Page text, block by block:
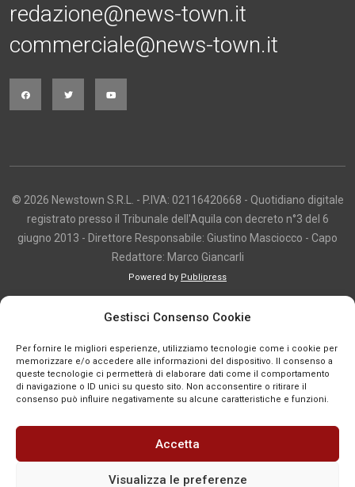
Gestisci Consenso Cookie
Per fornire le migliori esperienze, utilizziamo tecnologie come i cookie per
memorizzare e/o accedere alle informazioni del dispositivo. Il consenso a
queste tecnologie ci permetterà di elaborare dati come il comportamento
di navigazione o ID unici su questo sito. Non acconsentire o ritirare il
consenso può influire negativamente su alcune caratteristiche e funzioni.
Accetta
Visualizza le preferenze
redazione@news-town.it
commerciale@news-town.it
© 2026 Newstown S.R.L. - P.IVA: 02116420668 - Quotidiano digitale
registrato presso il Tribunale dell'Aquila con decreto n°3 del 6
giugno 2013 - Direttore Responsabile: Giustino Masciocco - Capo
Redattore: Marco Giancarli
Powered by Publipress
articoli, immagini, fotografie, video e grafica, sono protetti da copyright e
indicazione. La riproduzione totale o parziale dei contenuti è consentita
solo previa autorizzazione o citando chiaramente la fonte, con link diretto
alla pagina originale, quando previsto. I contenuti provenienti da terze
titolari dei diritti. Se un contenuto viola diritti d’autore o norme vigenti, è